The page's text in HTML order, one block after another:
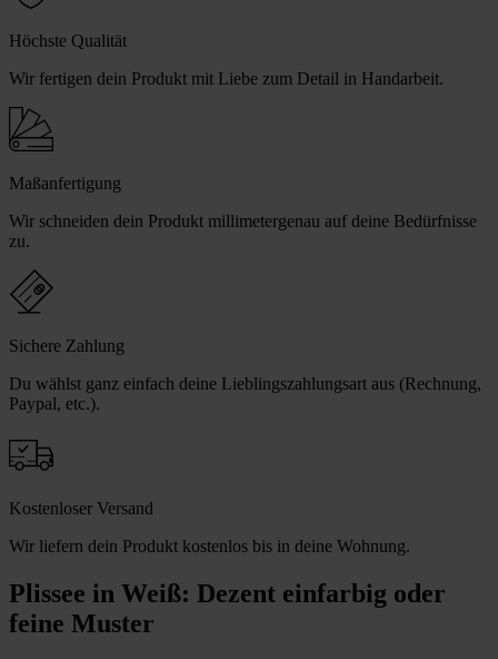
Höchste Qualität
Wir fertigen dein Produkt mit Liebe zum Detail in Handarbeit.
Maßanfertigung
Wir schneiden dein Produkt millimetergenau auf deine Bedürfnisse
zu.
Sichere Zahlung
Du wählst ganz einfach deine Lieblingszahlungsart aus (Rechnung,
Paypal, etc.).
Kostenloser Versand
Wir liefern dein Produkt kostenlos bis in deine Wohnung.
Plissee in Weiß: Dezent einfarbig oder
feine Muster